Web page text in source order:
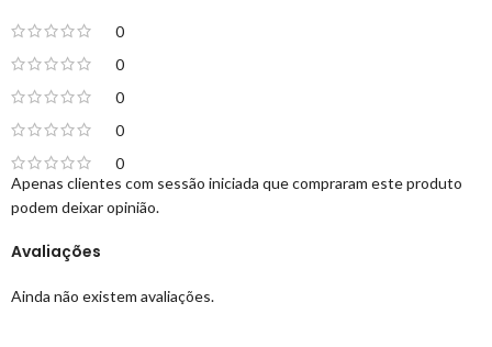
0
0
0
0
0
Avaliações
Ainda não existem avaliações.
Apenas clientes com sessão iniciada que compraram este produto
podem deixar opinião.